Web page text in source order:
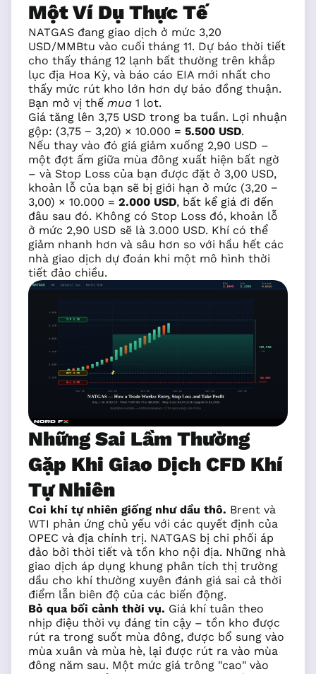
Một Ví Dụ Thực Tế
NATGAS đang giao dịch ở mức 3,20
USD/MMBtu vào cuối tháng 11. Dự báo thời tiết
cho thấy tháng 12 lạnh bất thường trên khắp
lục địa Hoa Kỳ, và báo cáo EIA mới nhất cho
thấy mức rút kho lớn hơn dự báo đồng thuận.
Bạn mở vị thế mua 1 lot.
Giá tăng lên 3,75 USD trong ba tuần. Lợi nhuận
gộp: (3,75 − 3,20) × 10.000 = 5.500 USD.
Nếu thay vào đó giá giảm xuống 2,90 USD –
một đợt ấm giữa mùa đông xuất hiện bất ngờ
– và Stop Loss của bạn được đặt ở 3,00 USD,
khoản lỗ của bạn sẽ bị giới hạn ở mức (3,20 −
3,00) × 10.000 = 2.000 USD, bất kể giá đi đến
đâu sau đó. Không có Stop Loss đó, khoản lỗ
ở mức 2,90 USD sẽ là 3.000 USD. Khí có thể
giảm nhanh hơn và sâu hơn so với hầu hết các
nhà giao dịch dự đoán khi một mô hình thời
tiết đảo chiều.
Những Sai Lầm Thường
Gặp Khi Giao Dịch CFD Khí
Tự Nhiên
Coi khí tự nhiên giống như dầu thô. Brent và
WTI phản ứng chủ yếu với các quyết định của
OPEC và địa chính trị. NATGAS bị chi phối áp
đảo bởi thời tiết và tồn kho nội địa. Những nhà
giao dịch áp dụng khung phân tích thị trường
dầu cho khí thường xuyên đánh giá sai cả thời
điểm lẫn biên độ của các biến động.
Bỏ qua bối cảnh thời vụ. Giá khí tuân theo
nhịp điệu thời vụ đáng tin cậy – tồn kho được
rút ra trong suốt mùa đông, được bổ sung vào
mùa xuân và mùa hè, lại được rút ra vào mùa
đông năm sau. Một mức giá trông "cao" vào